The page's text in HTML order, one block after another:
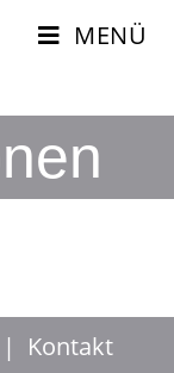
MENÜ
Kontakt